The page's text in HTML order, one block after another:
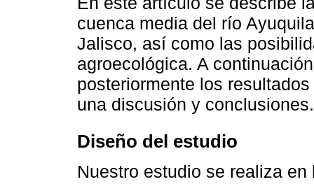
cuenca media del río
Jalisco, así como las
agroecológica. A
posteriormente los
una discusión y conclusiones.
Diseño del estudio
Nuestro estudio se realiza